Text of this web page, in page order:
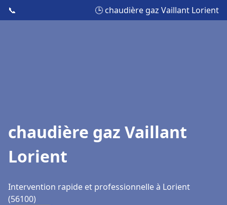
📞 🕒 chaudière gaz Vaillant Lorient
chaudière gaz Vaillant
Lorient
Intervention rapide et professionnelle à Lorient
(56100)